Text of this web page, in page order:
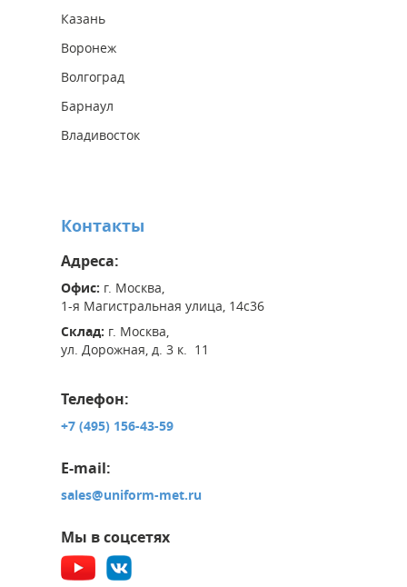
Казань
Воронеж
Волгоград
Барнаул
Владивосток
Контакты
Адреса:
Офис: г. Москва,
1-я Магистральная улица, 14с36
Склад: г. Москва,
ул. Дорожная, д. 3 к. 11
Телефон:
+7 (495) 156-43-59
E-mail:
sales@uniform-met.ru
Мы в соцсетях